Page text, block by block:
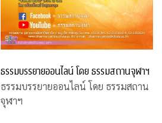
ธรรมบรรยายออนไลน์ โดย ธรรมสถานจุฬาฯ
ธรรมบรรยายออนไลน์ โดย ธรรมสถาน
จุฬาฯ